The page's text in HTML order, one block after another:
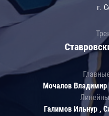
г.
Мочалов Владимир
Галимов Ильнур ,